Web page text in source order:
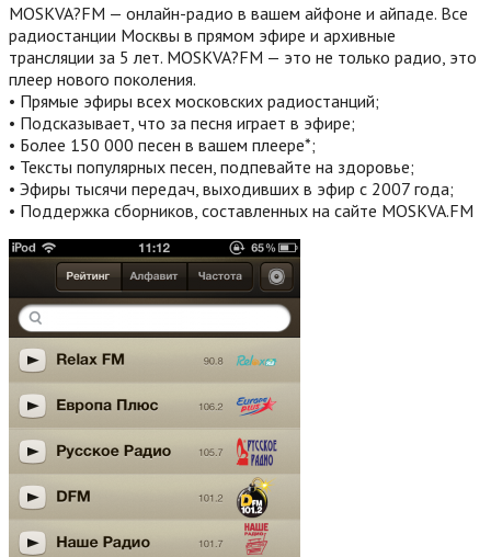
MOSKVA?FM — онлайн-радио в вашем айфоне и айпаде. Все
радиостанции Москвы в прямом эфире и архивные
трансляции за 5 лет. MOSKVA?FM — это не только радио, это
плеер нового поколения.
• Прямые эфиры всех московских радиостанций;
• Подсказывает, что за песня играет в эфире;
• Более 150 000 песен в вашем плеере*;
• Тексты популярных песен, подпевайте на здоровье;
• Эфиры тысячи передач, выходивших в эфир с 2007 года;
• Поддержка сборников, составленных на сайте MOSKVA.FM